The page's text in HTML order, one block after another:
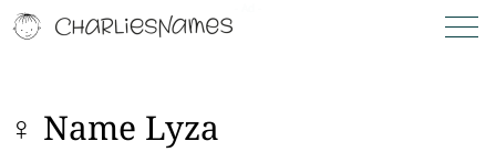
♀ Name Lyza